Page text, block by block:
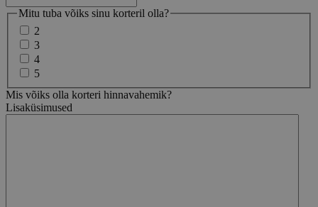
Mitu tuba võiks sinu korteril olla?
2
3
4
5
Mis võiks olla korteri hinnavahemik?
Lisaküsimused